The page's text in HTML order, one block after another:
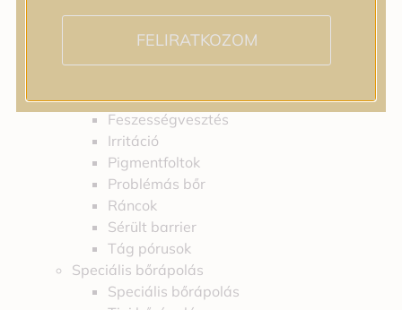
Egyenetlen bőrtextúra
Egyenetlen tónus
Fakóság
Feszességvesztés
Irritáció
Pigmentfoltok
Problémás bőr
Ráncok
Sérült barrier
Tág pórusok
Speciális bőrápolás
Speciális bőrápolás
FELIRATKOZOM